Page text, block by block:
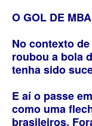
O GOL DE
No contexto
roubou a bola
tenha sido
E aí o passe
como uma
brasileiros.